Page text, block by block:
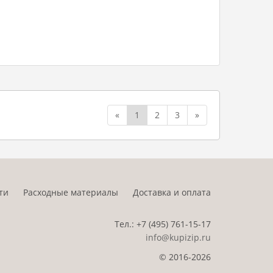
« 1 2 3 »
Расходные материалы Доставка и оплата
Тел.: +7 (495) 761-15-17
info@kupizip.ru
© 2016-2026